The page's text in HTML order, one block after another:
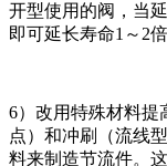
开型使用的阀，当
即可延长寿命1～2倍
6）改用特殊材料提
点）和冲刷（流线
料来制造节流件。